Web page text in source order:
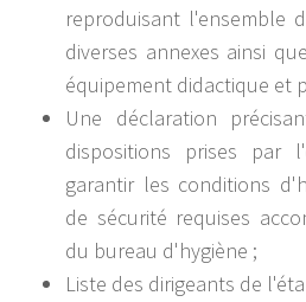
reproduisant l'ensemble
diverses annexes ainsi
équipement didactique et
Une déclaration
dispositions prises par
garantir les conditions
de sécurité requises
du bureau d'hygiène ;
Liste des dirigeants de